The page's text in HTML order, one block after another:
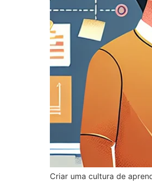
Criar uma cultura de